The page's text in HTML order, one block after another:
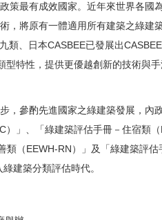
策最有成效國家。近年來世界各國
，將原有一體適用所有建築之綠建
、日本CASBEE已發展出
特性，提供更優越創新的技術與
，參酌先進國家之綠建築發展，內
」、「綠建築評估手冊－住宿類
（EEWH-RN）」及「綠建築評估
建築分類評估時代。